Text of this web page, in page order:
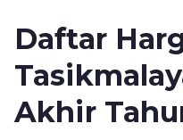
Daftar
Akhir